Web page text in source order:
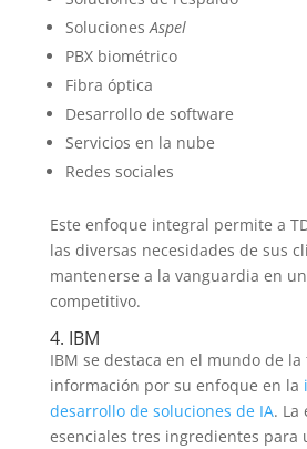
Soluciones Aspel
PBX biométrico
Fibra óptica
Desarrollo de software
Servicios en la nube
Redes sociales
Este enfoque integral permite a
las diversas necesidades de sus
mantenerse a la vanguardia en
competitivo.
4. IBM
IBM se destaca en el mundo de
información por su enfoque en la
desarrollo de soluciones de IA. La
esenciales tres ingredientes para